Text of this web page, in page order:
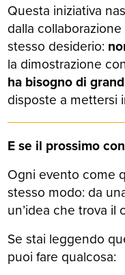
Questa iniziativa
dalla
stesso desiderio:
la dimostrazione
ha bisogno di
disposte a mettersi
E se il prossimo
Ogni evento come
stesso modo: da
un’idea che trova il
Se stai leggendo
puoi fare qualcosa: